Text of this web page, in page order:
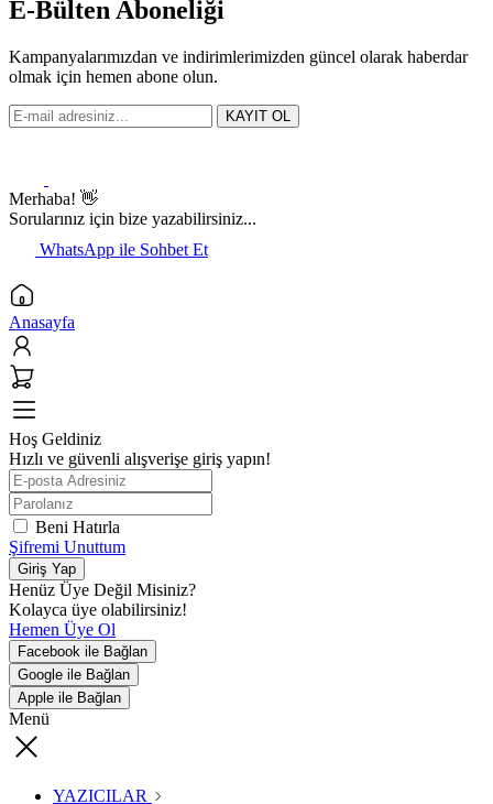
E-Bülten Aboneliği
Kampanyalarımızdan ve indirimlerimizden güncel olarak haberdar
olmak için hemen abone olun.
KAYIT OL
Merhaba! 👋
Sorularınız için bize yazabilirsiniz...
WhatsApp ile Sohbet Et
Anasayfa
Hoş Geldiniz
Hızlı ve güvenli alışverişe giriş yapın!
Beni Hatırla
Şifremi Unuttum
Giriş Yap
Henüz Üye Değil Misiniz?
Kolayca üye olabilirsiniz!
Hemen Üye Ol
Facebook ile Bağlan
Google ile Bağlan
Apple ile Bağlan
Menü
YAZICILAR